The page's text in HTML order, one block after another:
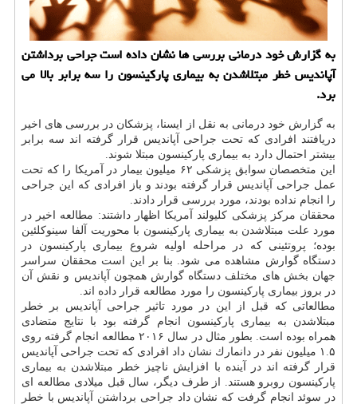
به گزارش خود درمانی بررسی ها نشان داده است جراحی برداشتن
آپاندیس خطر مبتلاشدن به بیماری پاركینسون را سه برابر بالا می
برد.
به گزارش خود درمانی به نقل از ایسنا، پزشكان در بررسی های اخیر
دریافتند افرادی كه تحت جراحی آپاندیس قرار گرفته اند سه برابر
بیشتر احتمال دارد به بیماری پاركینسون مبتلا شوند.
این متخصصان سوابق پزشكی ۶۲ میلیون بیمار در آمریكا را كه تحت
عمل جراحی آپاندیس قرار گرفته بودند و باز افرادی كه این جراحی
را انجام نداده بودند، مورد بررسی قرار دادند.
محققان مركز پزشكی كلیولند آمریكا اظهار داشتند: مطالعه اخیر در
مورد علت مبتلاشدن به بیماری پاركینسون با محوریت آلفا سینوكلئین
بوده؛ پروتئینی كه در مراحله اولیه شروع بیماری پاركینسون در
دستگاه گوارش مشاهده می شود. بنا بر این است محققان سراسر
جهان بخش های مختلف دستگاه گوارش همچون آپاندیس و نقش آن
در بروز بیماری پاركینسون را مورد مطالعه قرار داده اند.
مطالعاتی كه قبل از این در مورد تاثیر جراحی آپاندیس بر خطر
مبتلاشدن به بیماری پاركینسون انجام گرفته بود با نتایج متضادی
همراه بوده است. بطور مثال در سال ۲۰۱۶ مطالعه انجام گرفته روی
۱.۵ میلیون نفر در دانمارك نشان داد افرادی كه تحت جراحی آپاندیس
قرار گرفته اند در آینده با افزایش ناچیز خطر مبتلاشدن به بیماری
پاركینسون روبرو هستند. از طرف دیگر، سال قبل میلادی مطالعه ای
در سوئد انجام گرفت كه نشان داد جراحی برداشتن آپاندیس با خطر